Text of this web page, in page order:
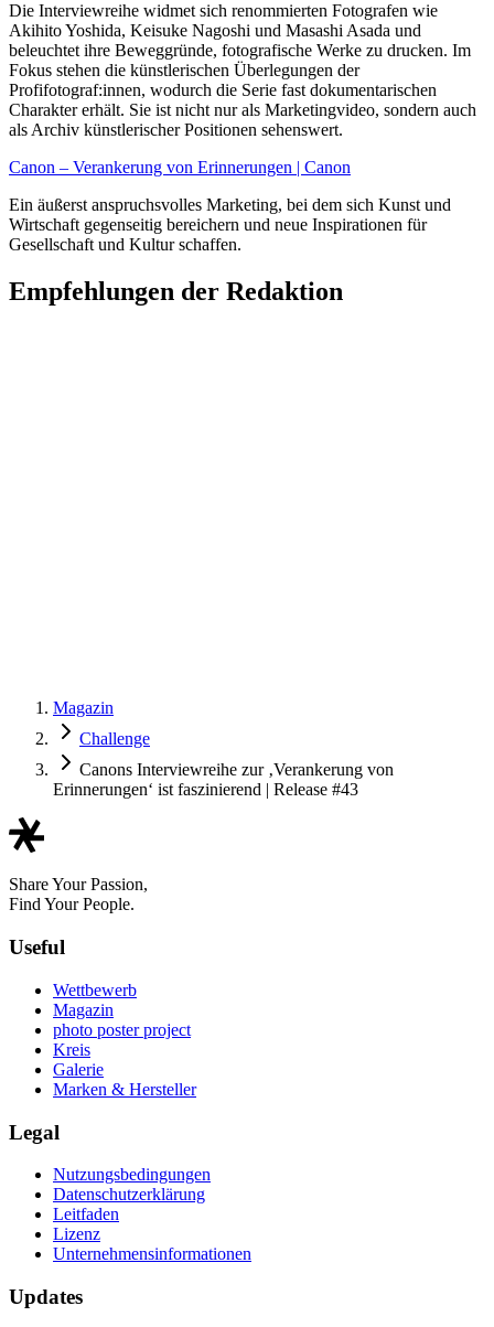
Die Interviewreihe widmet sich renommierten Fotografen wie
Akihito Yoshida, Keisuke Nagoshi und Masashi Asada und
beleuchtet ihre Beweggründe, fotografische Werke zu drucken. Im
Fokus stehen die künstlerischen Überlegungen der
Profifotograf:innen, wodurch die Serie fast dokumentarischen
Charakter erhält. Sie ist nicht nur als Marketingvideo, sondern auch
als Archiv künstlerischer Positionen sehenswert.
Canon – Verankerung von Erinnerungen | Canon
Ein äußerst anspruchsvolles Marketing, bei dem sich Kunst und
Wirtschaft gegenseitig bereichern und neue Inspirationen für
Gesellschaft und Kultur schaffen.
Empfehlungen der Redaktion
Magazin
Challenge
Canons Interviewreihe zur ‚Verankerung von
Erinnerungen‘ ist faszinierend | Release #43
Share Your Passion,
Find Your People.
Useful
Wettbewerb
Magazin
photo poster project
Kreis
Galerie
Marken & Hersteller
Legal
Nutzungsbedingungen
Datenschutzerklärung
Leitfaden
Lizenz
Unternehmensinformationen
Updates